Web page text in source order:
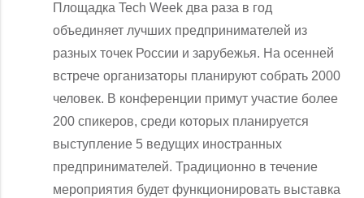
Площадка Tech Week два раза в год
объединяет лучших предпринимателей из
разных точек России и зарубежья. На осенней
встрече организаторы планируют собрать 2000
человек. В конференции примут участие более
200 спикеров, среди которых планируется
выступление 5 ведущих иностранных
предпринимателей. Традиционно в течение
мероприятия будет функционировать выставка